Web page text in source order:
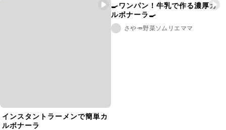
インスタントラーメンで簡単カ
ルボナーラ
🍳ワンパン！牛乳で作る濃厚カ
ルボナーラ🍳
さや🥕野菜ソムリエママ